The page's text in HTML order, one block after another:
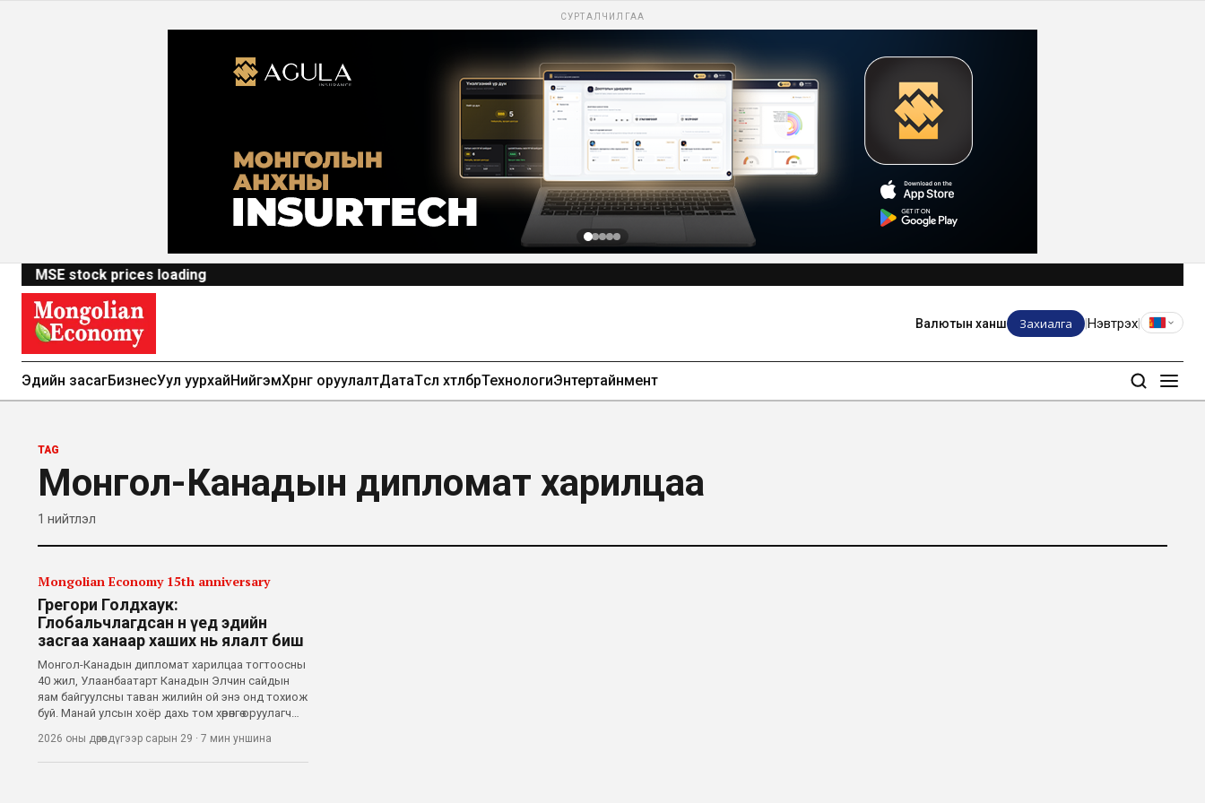
СУРТАЛЧИЛГАА
MSE stock prices loading
Валютын ханш Захиалга Нэвтрэх
Эдийн засагБизнесУул уурхайНийгэмХөрөнгө оруулалтДатаТөсөл хөтөлбөрТехнологиЭнтертайнмент
TAG
Монгол-Канадын дипломат харилцаа
1 нийтлэл
Mongolian Economy 15th anniversary
Грегори Голдхаук:
Глобальчлагдсан өнөө үед эдийн
засгаа ханаар хаших нь ялалт биш
Монгол-Канадын дипломат харилцаа тогтоосны
40 жил, Улаанбаатарт Канадын Элчин сайдын
яам байгуулсны таван жилийн ой энэ онд тохиож
буй. Манай улсын хоёр дахь том хөрөнгө оруулагч
хамтын ажиллагаа уул уурхайгаас хэдийнэ
давжээ. Тиймээс манай сэтгүүл Канад Улса
2026 оны дөрөвдүгээр сарын 29 · 7 мин уншина